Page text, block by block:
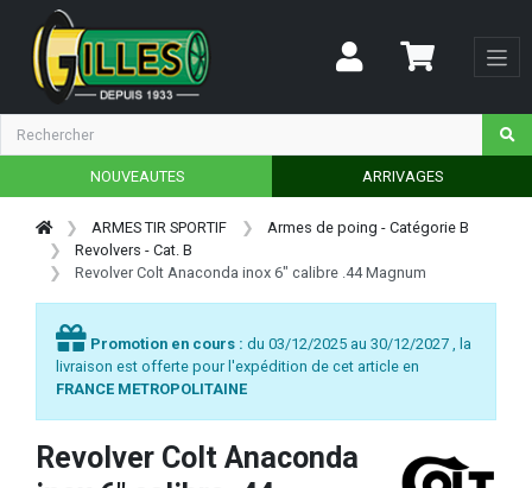
NOUVEAUTES ARRIVAGES
ARMES TIR SPORTIF
Armes de poing - Catégorie B
Revolvers - Cat. B
Revolver Colt Anaconda inox 6" calibre .44 Magnum
Promotion en cours : du 03/12/2025 au 30/12/2027 , la
livraison est offerte pour l'expédition de cet article en
FRANCE METROPOLITAINE
Revolver Colt Anaconda